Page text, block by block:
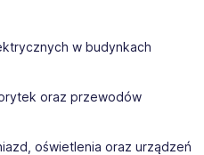
w branżach
budowlanych. Nasz zespół
etapie rekrutacji.
płciowej, w tym
nie stanowi
ma wpływu na ocenę
prowadzony jest z
równego traktowania i
w budynkach
oraz przewodów
oświetlenia oraz urządzeń